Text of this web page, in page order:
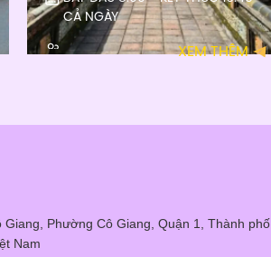
CẢ NGÀY
XEM THÊM
Giang, Phường Cô Giang, Quận 1, Thành phố
Nam